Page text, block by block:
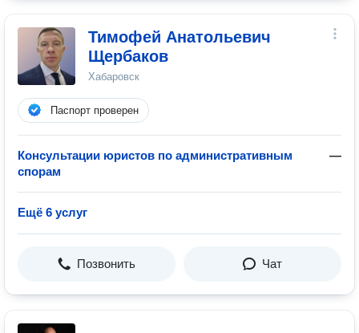
Тимофей Анатольевич
Щербаков
Хабаровск
Паспорт проверен
Консультации юристов по административным
спорам
—
Ещё 6 услуг
Позвонить Чат